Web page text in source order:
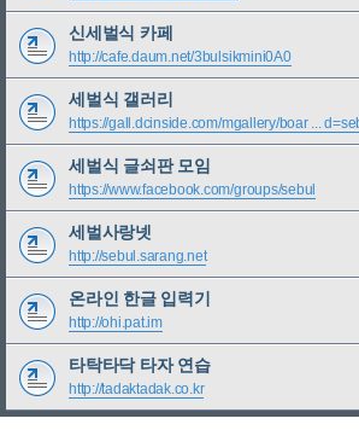
신세벌식 카페
http://cafe.daum.net/3bulsikmini0A0
세벌식 갤러리
https://gall.dcinside.com/mgallery/boar ...
세벌식 글쇠판 모임
https://www.facebook.com/groups/sebul
세벌사랑넷
http://sebul.sarang.net
온라인 한글 입력기
http://ohi.pat.im
타탁타닥 타자 연습
http://tadaktadak.co.kr